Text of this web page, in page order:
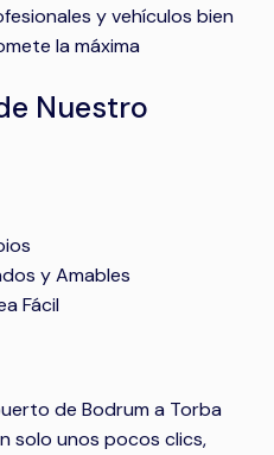
y vehículos bien
la máxima
Nuestro
y Amables
Fácil
de Bodrum a Torba
solo unos pocos clics,